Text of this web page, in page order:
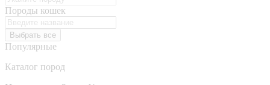
Породы кошек
Выбрать все
Популярные
Каталог пород